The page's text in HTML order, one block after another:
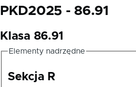
PKD2025 - 86.91
Klasa 86.91
Elementy nadrzędne
Sekcja R